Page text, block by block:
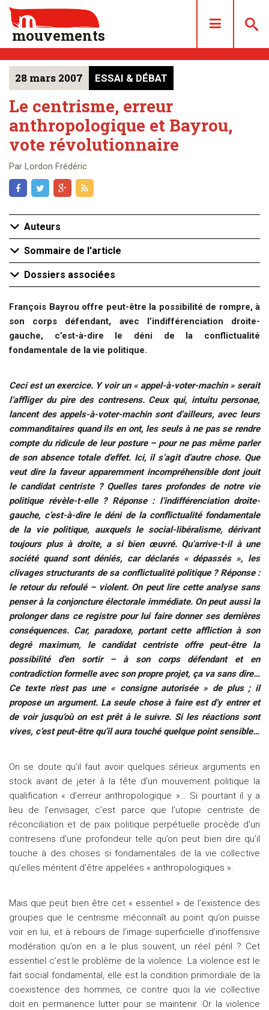
mouvements
DOSSIERS
ARTICLES
LES NUMÉROS
QUI SOMMES NOUS ?
CONTACT
28 mars 2007 ESSAI & DÉBAT
Le centrisme, erreur
anthropologique et Bayrou,
vote révolutionnaire
Par Lordon Frédéric
Auteurs
Sommaire de l'article
Dossiers associées
François Bayrou offre peut-être la possibilité de rompre, à
son corps défendant, avec l’indifférenciation droite-
gauche, c’est-à-dire le déni de la conflictualité
fondamentale de la vie politique.
Ceci est un exercice. Y voir un « appel-à-voter-machin » serait
l’affliger du pire des contresens. Ceux qui, intuitu personae,
lancent des appels-à-voter-machin sont d’ailleurs, avec leurs
commanditaires quand ils en ont, les seuls à ne pas se rendre
compte du ridicule de leur posture – pour ne pas même parler
de son absence totale d’effet. Ici, il s’agit d’autre chose. Que
veut dire la faveur apparemment incompréhensible dont jouit
le candidat centriste ? Quelles tares profondes de notre vie
politique révèle-t-elle ? Réponse : l’indifférenciation droite-
gauche, c’est-à-dire le déni de la conflictualité fondamentale
de la vie politique, auxquels le social-libéralisme, dérivant
toujours plus à droite, a si bien œuvré. Qu’arrive-t-il à une
société quand sont déniés, car déclarés « dépassés », les
clivages structurants de sa conflictualité politique ? Réponse :
le retour du refoulé – violent. On peut lire cette analyse sans
penser à la conjoncture électorale immédiate. On peut aussi la
prolonger dans ce registre pour lui faire donner ses dernières
conséquences. Car, paradoxe, portant cette affliction à son
degré maximum, le candidat centriste offre peut-être la
possibilité d’en sortir – à son corps défendant et en
contradiction formelle avec son propre projet, ça va sans dire…
Ce texte n’est pas une « consigne autorisée » de plus ; il
propose un argument. La seule chose à faire est d’y entrer et
de voir jusqu’où on est prêt à le suivre. Si les réactions sont
vives, c’est peut-être qu’il aura touché quelque point sensible…
On se doute qu’il faut avoir quelques sérieux arguments en
stock avant de jeter à la tête d’un mouvement politique la
qualification « d’erreur anthropologique »… Si pourtant il y a
lieu de l’envisager, c’est parce que l’utopie centriste de
réconciliation et de paix politique perpétuelle procède d’un
contresens d’une profondeur telle qu’on peut bien dire qu’il
touche à des choses si fondamentales de la vie collective
qu’elles méritent d’être appelées « anthropologiques ».
Mais que peut bien être cet « essentiel » de l’existence des
groupes que le centrisme méconnaît au point qu’on puisse
voir en lui, et à rebours de l’image superficielle d’inoffensive
modération qu’on en a le plus souvent, un réel péril ? Cet
essentiel c’est le problème de la violence. La violence est le
fait social fondamental, elle est la condition primordiale de la
coexistence des hommes, ce contre quoi la vie collective
doit en permanence lutter pour se maintenir. Or la violence